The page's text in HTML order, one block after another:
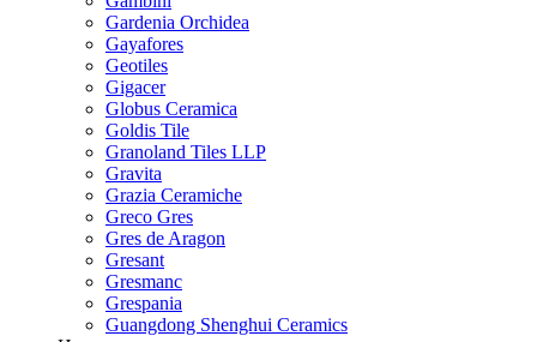
Gardenia Orchidea
Gayafores
Geotiles
Gigacer
Globus Ceramica
Goldis Tile
Granoland Tiles LLP
Gravita
Grazia Ceramiche
Greco Gres
Gres de Aragon
Gresant
Gresmanc
Grespania
Guangdong Shenghui Ceramics